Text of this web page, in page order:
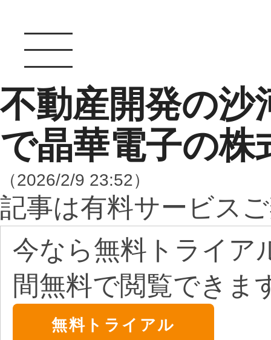
不動産開発の沙
で晶華電子の株
（2026/2/9 23:52）
記事は有料サービス
今なら無料トライア
間無料で閲覧できま
無料トライアル